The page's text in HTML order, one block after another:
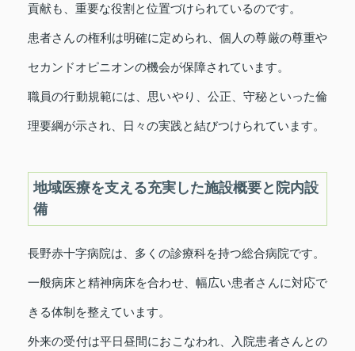
貢献も、重要な役割と位置づけられているのです。
患者さんの権利は明確に定められ、個人の尊厳の尊重や
セカンドオピニオンの機会が保障されています。
職員の行動規範には、思いやり、公正、守秘といった倫
理要綱が示され、日々の実践と結びつけられています。
地域医療を支える充実した施設概要と院内設
備
長野赤十字病院は、多くの診療科を持つ総合病院です。
一般病床と精神病床を合わせ、幅広い患者さんに対応で
きる体制を整えています。
外来の受付は平日昼間におこなわれ、入院患者さんとの